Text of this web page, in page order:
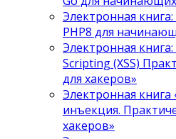
Электронная
PHP8 для
Электронная
Scripting (XSS)
для хакеров»
Электронная книга
инъекция.
хакеров»